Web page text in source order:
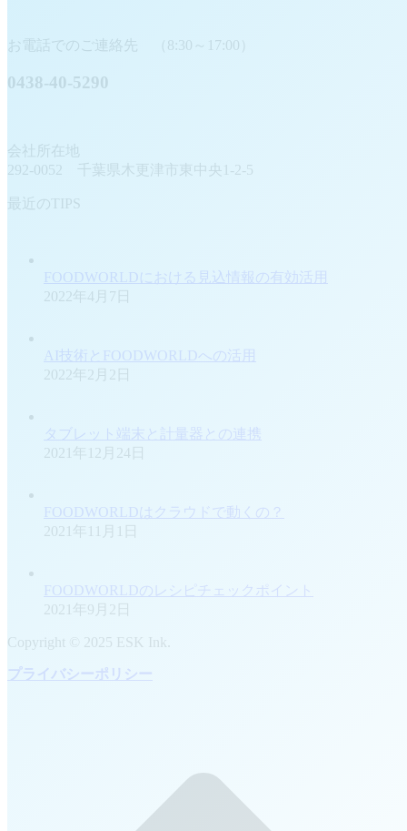
お電話でのご連絡先 （8:30～17:00）
0438-40-5290
会社所在地
292-0052 千葉県木更津市東中央1-2-5
最近のTIPS
FOODWORLDにおける見込情報の有効活用
2022年4月7日
AI技術とFOODWORLDへの活用
2022年2月2日
タブレット端末と計量器との連携
2021年12月24日
FOODWORLDはクラウドで動くの？
2021年11月1日
FOODWORLDのレシピチェックポイント
2021年9月2日
Copyright © 2025 ESK Ink.
プライバシーポリシー